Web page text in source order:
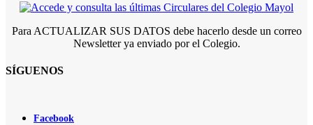
Para ACTUALIZAR SUS DATOS debe hacerlo desde un correo
Newsletter ya enviado por el Colegio.
SÍGUENOS
Facebook